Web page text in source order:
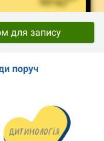
для запису
поруч